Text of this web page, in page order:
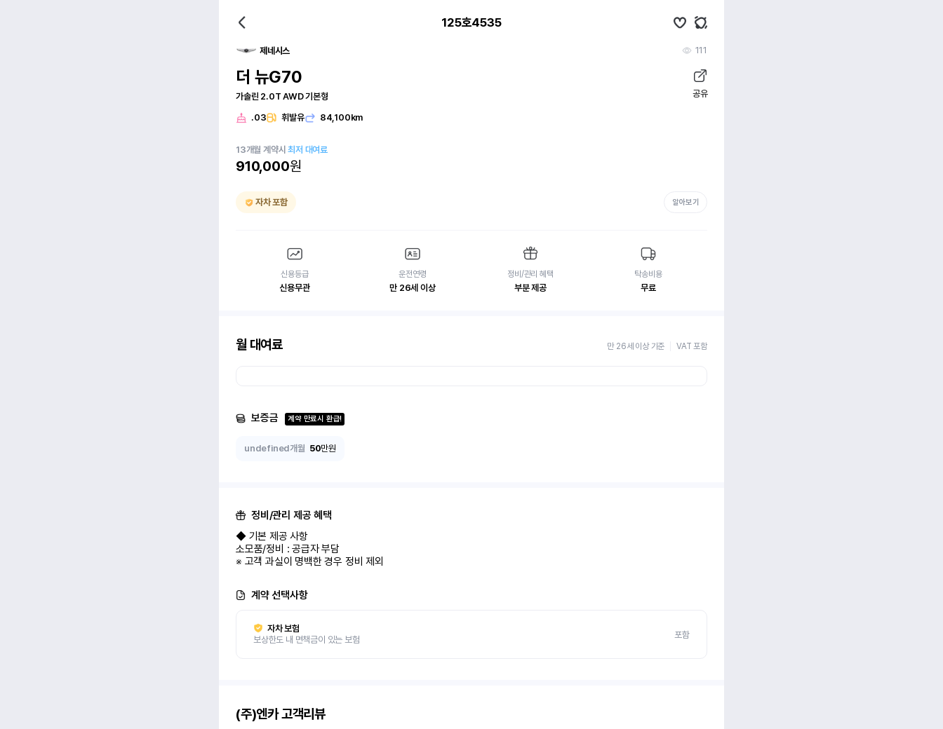
125호4535
제네시스 111
더 뉴G70
가솔린 2.0T AWD 기본형 공유
.03 휘발유 84,100km
13개월 계약시최저 대여료
910,000원
자차 포함 알아보기
신용등급
신용무관
운전연령
만 26세 이상
정비/관리 혜택
부분 제공
탁송비용
무료
월 대여료 만 26세 이상 기준 VAT 포함
보증금 계약 만료시 환급!
undefined개월 50만원
정비/관리 제공 혜택
◆ 기본 제공 사항
소모품/정비 : 공급자 부담
※ 고객 과실이 명백한 경우 정비 제외
계약 선택사항
자차 보험
보상한도 내 면책금이 있는 보험
포함
(주)엔카고객리뷰